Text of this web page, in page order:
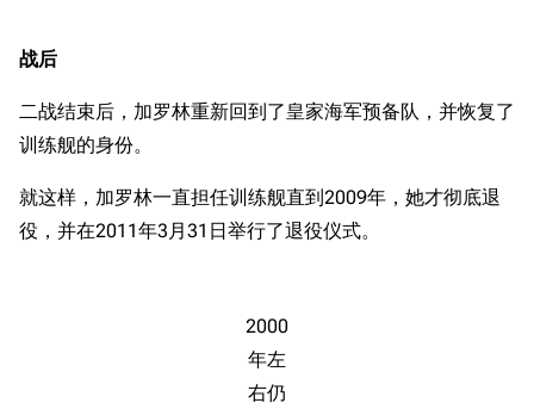
战后
二战结束后，加罗林重新回到了皇家海军预备队，并恢复了
训练舰的身份。
就这样，加罗林一直担任训练舰直到2009年，她才彻底退
役，并在2011年3月31日举行了退役仪式。
2000
年左
右仍